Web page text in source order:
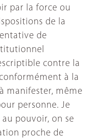
par la force ou
de la
de
contre la
à la
manifester, même
personne. Je
au pouvoir, on se
proche de